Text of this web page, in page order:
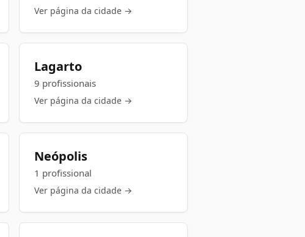
Ver página da cidade →
Lagarto
9 profissionais
Ver página da cidade →
Neópolis
1 profissional
Ver página da cidade →